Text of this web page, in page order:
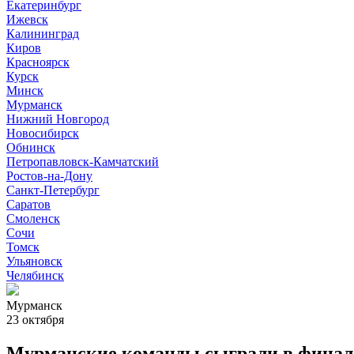
Екатеринбург
Ижевск
Калининград
Киров
Красноярск
Курск
Минск
Мурманск
Нижний Новгород
Новосибирск
Обнинск
Петропавловск-Камчатский
Ростов-на-Дону
Санкт-Петербург
Саратов
Смоленск
Сочи
Томск
Ульяновск
Челябинск
Мурманск
23 октября